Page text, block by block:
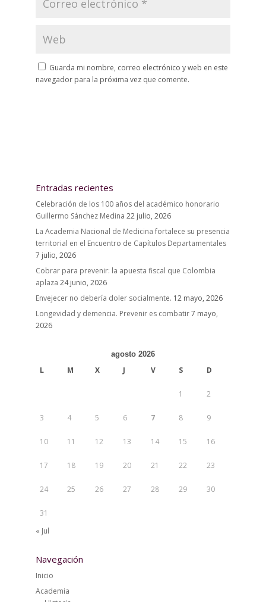
Guarda mi nombre, correo electrónico y web en este
navegador para la próxima vez que comente.
Entradas recientes
Celebración de los 100 años del académico honorario
Guillermo Sánchez Medina 22 julio, 2026
La Academia Nacional de Medicina fortalece su presencia
territorial en el Encuentro de Capítulos Departamentales
7 julio, 2026
Cobrar para prevenir: la apuesta fiscal que Colombia
aplaza 24 junio, 2026
Envejecer no debería doler socialmente. 12 mayo, 2026
Longevidad y demencia. Prevenir es combatir7 mayo,
2026
agosto 2026
L M X J V S D
1 2
3 4 5 6 7 8 9
10 11 12 13 14 15 16
17 18 19 20 21 22 23
24 25 26 27 28 29 30
31
« Jul
Navegación
Inicio
Academia